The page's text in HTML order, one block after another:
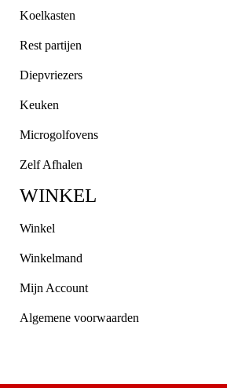
Koelkasten
Rest partijen
Diepvriezers
Keuken
Microgolfovens
Zelf Afhalen
WINKEL
Winkel
Winkelmand
Mijn Account
Algemene voorwaarden